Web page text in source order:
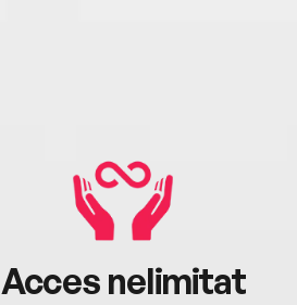
Acces nelimitat